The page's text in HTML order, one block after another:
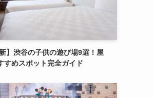
】渋谷の子供の遊び場9選！屋
すめスポット完全ガイド